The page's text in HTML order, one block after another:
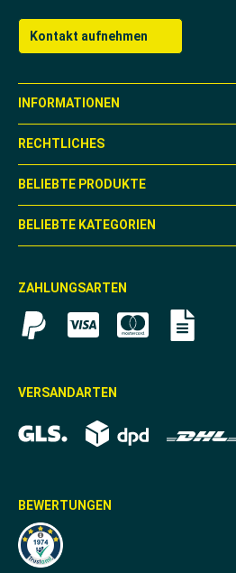
Kontakt aufnehmen
INFORMATIONEN
BELIEBTE PRODUKTE
RECHTLICHES
BELIEBTE KATEGORIEN
ZAHLUNGSARTEN
VERSANDARTEN
BEWERTUNGEN